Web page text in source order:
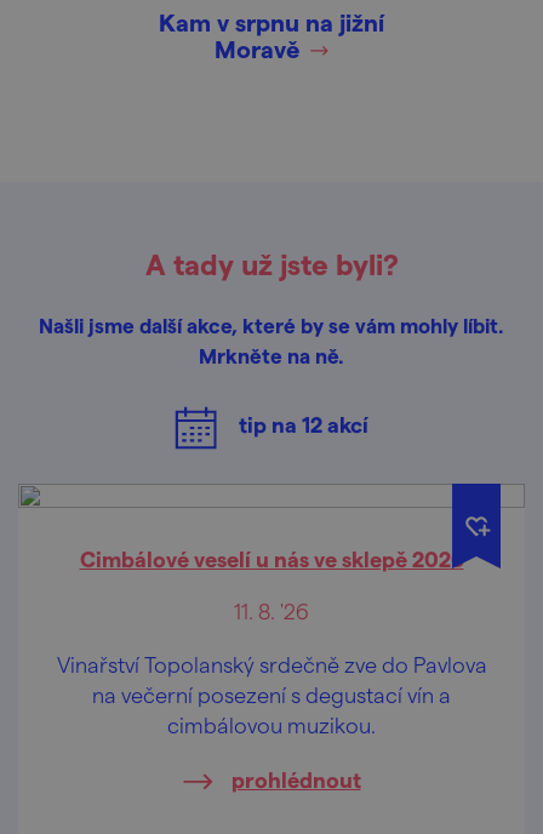
Kam v srpnu na jižní
Moravě
A tady už jste byli?
Našli jsme další akce, které by se vám mohly líbit.
Mrkněte na ně.
tip na 12akcí
Cimbálové veselí u nás ve sklepě 2026
11. 8. '26
Vinařství Topolanský srdečně zve do Pavlova
na večerní posezení s degustací vín a
cimbálovou muzikou.
prohlédnout